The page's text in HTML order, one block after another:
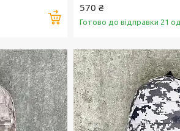
Купити
570 ₴
Готово до відправки 21 од.